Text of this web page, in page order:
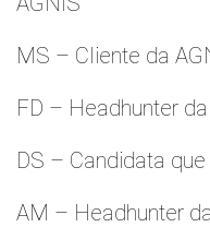
MS – Cliente da
FD – Headhunter
DS – Candidata
AM – Headhunter